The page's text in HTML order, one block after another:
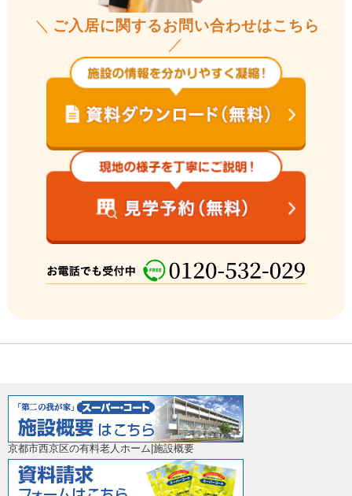
＼ ご入居に関するお問い合わせはこちら
／
京都市西京区の有料老人ホーム|施設概要